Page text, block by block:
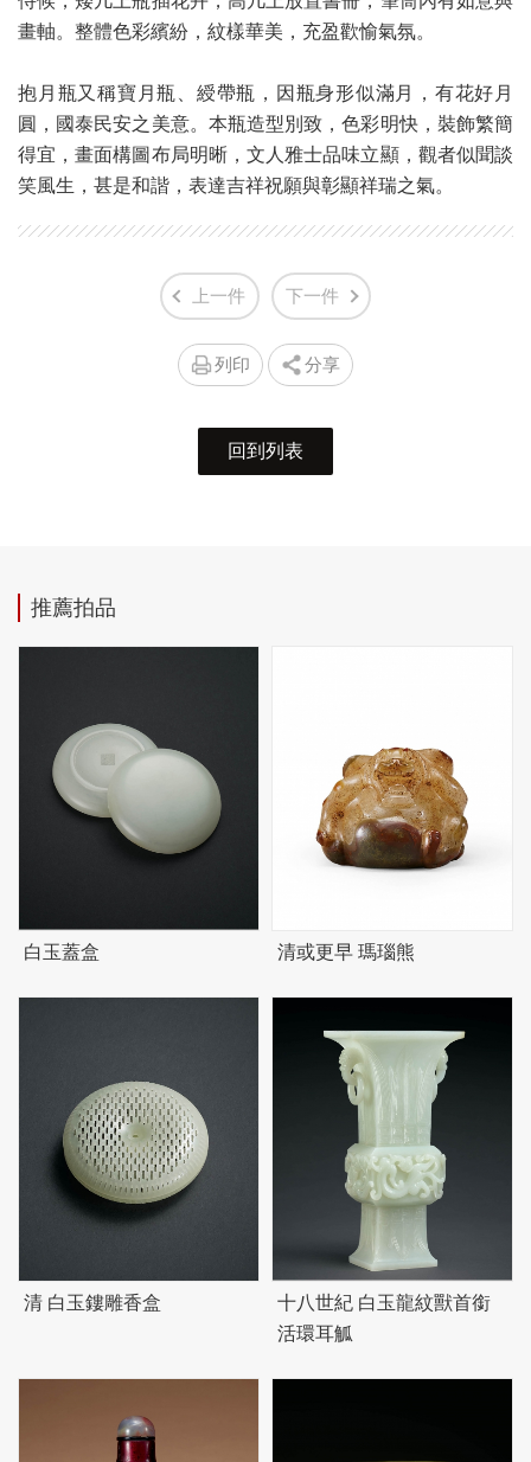
畫軸。整體色彩繽紛，紋樣華美，充盈歡愉氣氛。
抱月瓶又稱寶月瓶、綬帶瓶，因瓶身形似滿月，有花好月
圓，國泰民安之美意。本瓶造型別致，色彩明快，裝飾繁簡
得宜，畫面構圖布局明晰，文人雅士品味立顯，觀者似聞談
笑風生，甚是和諧，表達吉祥祝願與彰顯祥瑞之氣。
上一件 下一件
列印 分享
回到列表
推薦拍品
白玉蓋盒 清或更早 瑪瑙熊
清 白玉鏤雕香盒
十八世紀 白玉龍紋獸首銜
活環耳觚